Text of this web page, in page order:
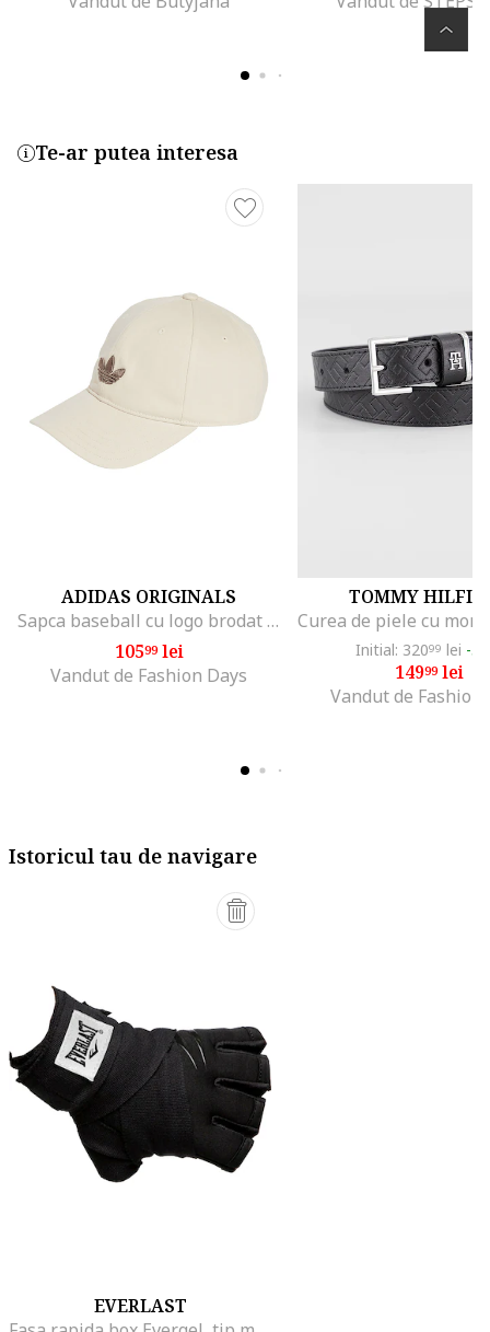
Te-ar putea interesa
ADIDAS ORIGINALS
Sapca baseball cu logo brodat Classic, Crem
10599lei
Vandut de Fashion Days
TOMMY
Initial: 32099 lei -
14999lei
Vandut de Fashion
Istoricul tau de navigare
EVERLAST